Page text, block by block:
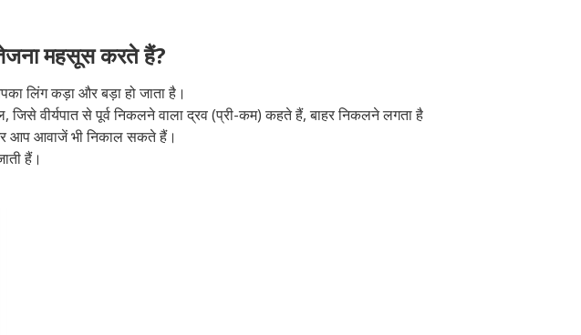
महसूस करते हैं?
लिंग कड़ा और बड़ा हो जाता है।
जिसे वीर्यपात से पूर्व निकलने वाला द्रव (प्री-कम) कहते हैं, बाहर निकलने लगता है
आवाजें भी निकाल सकते हैं।
हैं।